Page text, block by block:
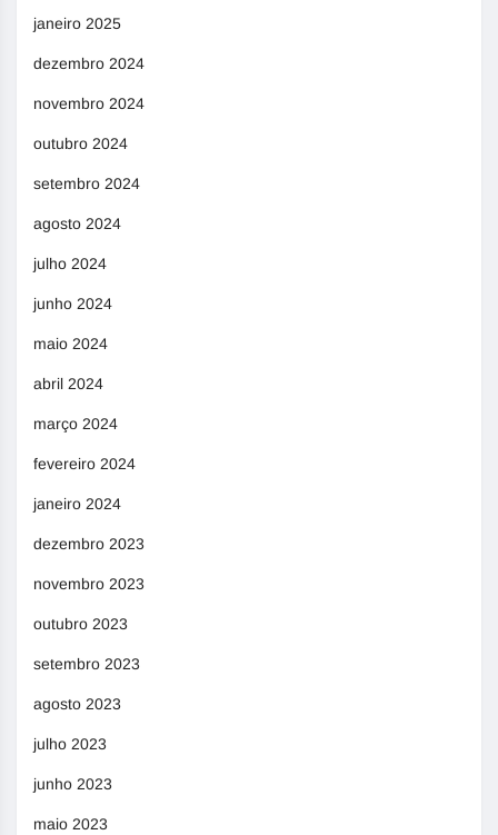
janeiro 2025
dezembro 2024
novembro 2024
outubro 2024
setembro 2024
agosto 2024
julho 2024
junho 2024
maio 2024
abril 2024
março 2024
fevereiro 2024
janeiro 2024
dezembro 2023
novembro 2023
outubro 2023
setembro 2023
agosto 2023
julho 2023
junho 2023
maio 2023